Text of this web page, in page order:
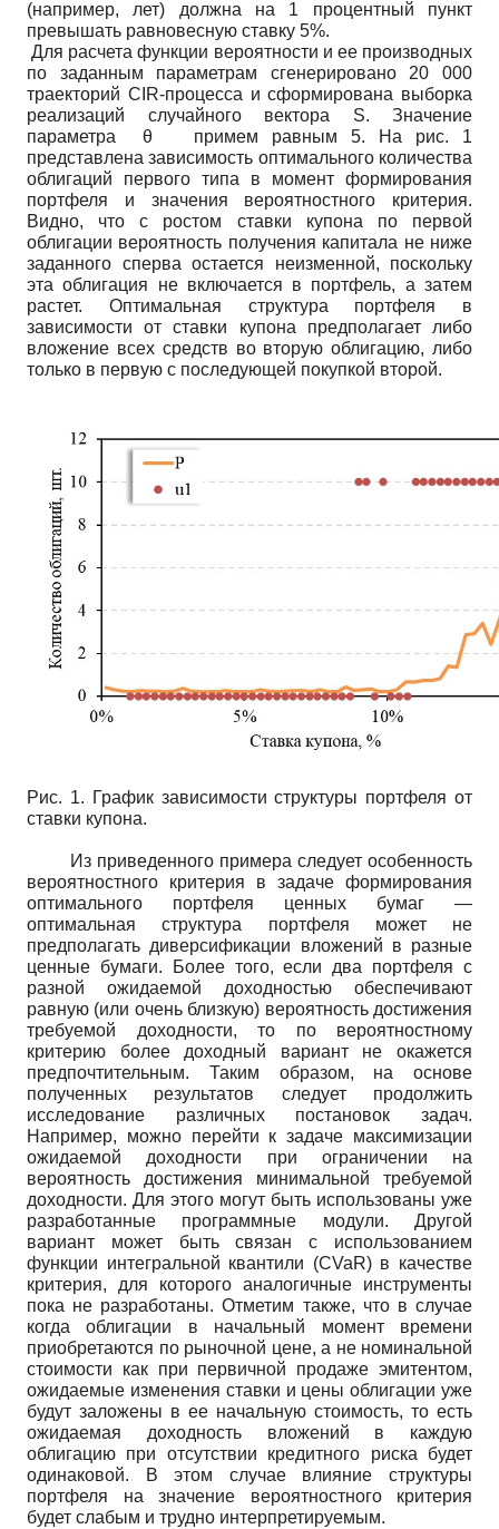
(например, лет) должна на 1 процентный пункт
превышать равновесную ставку 5%.
Для расчета функции вероятности и ее производных
по заданным параметрам сгенерировано 20 000
траекторий CIR-процесса и сформирована выборка
реализаций случайного вектора S. Значение
параметра θ примем равным 5. На рис. 1
представлена зависимость оптимального количества
облигаций первого типа в момент формирования
портфеля и значения вероятностного критерия.
Видно, что с ростом ставки купона по первой
облигации вероятность получения капитала не ниже
заданного сперва остается неизменной, поскольку
эта облигация не включается в портфель, а затем
растет. Оптимальная структура портфеля в
зависимости от ставки купона предполагает либо
вложение всех средств во вторую облигацию, либо
только в первую с последующей покупкой второй.
Рис. 1. График зависимости структуры портфеля от
ставки купона.
Из приведенного примера следует особенность
вероятностного критерия в задаче формирования
оптимального портфеля ценных бумаг —
оптимальная структура портфеля может не
предполагать диверсификации вложений в разные
ценные бумаги. Более того, если два портфеля с
разной ожидаемой доходностью обеспечивают
равную (или очень близкую) вероятность достижения
требуемой доходности, то по вероятностному
критерию более доходный вариант не окажется
предпочтительным. Таким образом, на основе
полученных результатов следует продолжить
исследование различных постановок задач.
Например, можно перейти к задаче максимизации
ожидаемой доходности при ограничении на
вероятность достижения минимальной требуемой
доходности. Для этого могут быть использованы уже
разработанные программные модули. Другой
вариант может быть связан с использованием
функции интегральной квантили (CVaR) в качестве
критерия, для которого аналогичные инструменты
пока не разработаны. Отметим также, что в случае
когда облигации в начальный момент времени
приобретаются по рыночной цене, а не номинальной
стоимости как при первичной продаже эмитентом,
ожидаемые изменения ставки и цены облигации уже
будут заложены в ее начальную стоимость, то есть
ожидаемая доходность вложений в каждую
облигацию при отсутствии кредитного риска будет
одинаковой. В этом случае влияние структуры
портфеля на значение вероятностного критерия
будет слабым и трудно интерпретируемым.